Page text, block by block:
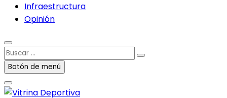
Infraestructura
Opinión
Buscar
…Botón de menú